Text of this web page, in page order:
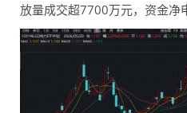
放量成交超7700万元，资金净